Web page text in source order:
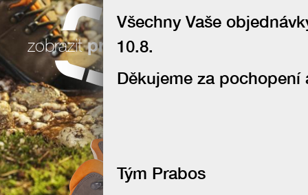
zobrazitprodukty
Všechny Vaše
10.8.
Děkujeme za
Tým Prabos